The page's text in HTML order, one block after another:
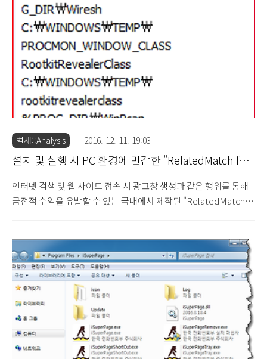
(Japan)에 서버가 존재하며, 추가적인 다수의 주소를 수집할 수 있
었습니다. 그런데 해당 불법 도박 조직이 운영하는 것으로 추정되는
하며, 트위터(Twitter)를 비롯한 다양한 방식으..
벌새::Analysis 2016. 12. 11. 19:03
설치 및 실행 시 PC 환경에 민감한 "RelatedMatch for
인터넷 검색 및 웹 사이트 접속 시 광고창 생성과 같은 행위를 통해
금전적 수익을 유발할 수 있는 국내에서 제작된 "RelatedMatch
BitDefender : Adware.GenericKD.3671942)에 대해 살펴보도록
하겠습니다. 해당 광고 프로그램은 2016년 11월 초부터 유포된 것
으로 추정되며, 기존의 Donkey CORP., INSAFE, JDK 디지털 서
명이 포함된 광고 프로그램을 운영하던 조직이 제작한 것으로 확인
되고 있습니다. 특히 해당 유포 조직은 광고 프로그램 설치 PC 환경
을 체크하여 SystemBiosVersion, Autoruns, DebugVi..